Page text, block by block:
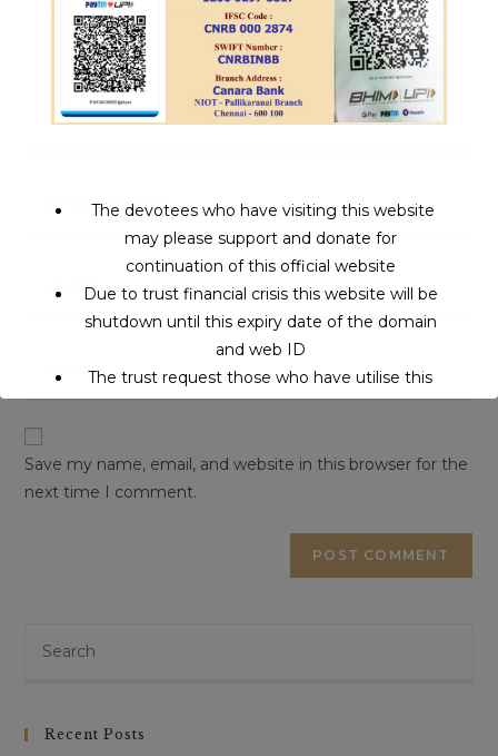
Save my name, email, and website in this browser for the
next time I comment.
Recent Posts
The devotees who have visiting this website
may please support and donate for
continuation of this official website
Due to trust financial crisis this website will be
shutdown until this expiry date of the domain
and web ID
The trust request those who have utilise this
service may support to continue this service.
This will close in16seconds